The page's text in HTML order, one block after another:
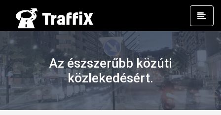
Az észszerűbb közúti
közlekedésért.